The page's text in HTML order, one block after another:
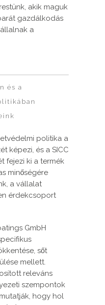
akik maguk
gazdálkodás
a
és a
politika a
képezi, és a SICC
fejezi ki a termék
minőségére
a vállalat
érdekcsoport
GmbH
sőt
mellett.
releváns
szempontok
hogy hol